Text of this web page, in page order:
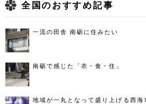
全国のおすすめ記事
一流の田舎 南砺に住みたい
南砺で感じた「衣・食・住」
地域が一丸となって盛り上げる西海